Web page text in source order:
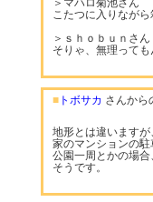
＞マハロ菊池さん
こたつに入りなが
＞ｓｈｏｂｕｎさん
そりゃ、無理っても
■ トボサカ さんから
地形とは違います
家のマンションの
公園一周とかの場
そうです。